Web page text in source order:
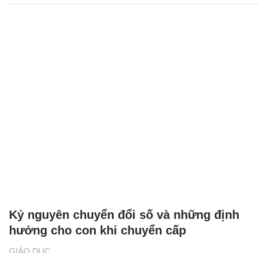
Kỷ nguyên chuyển đổi số và những định
hướng cho con khi chuyển cấp